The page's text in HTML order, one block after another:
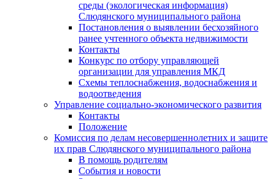
среды (экологическая информация)
Слюдянского муниципального района
Постановления о выявлении бесхозяйного
ранее учтенного объекта недвижимости
Контакты
Конкурс по отбору управляющей
организации для управления МКД
Схемы теплоснабжения, водоснабжения и
водоотведения
Управление социально-экономического развития
Контакты
Положение
Комиссия по делам несовершеннолетних и защите
их прав Слюдянского муниципального района
В помощь родителям
События и новости